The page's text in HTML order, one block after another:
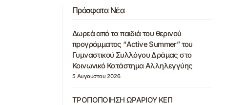
Πρόσφατα Νέα
Δωρεά από τα παιδιά του θερινού
προγράμματος “Active Summer” του
Γυμναστικού Συλλόγου Δράμας στο
Κοινωνικό Κατάστημα Αλληλεγγύης
5 Αυγούστου 2026
ΤΡΟΠΟΠΟΙΗΣΗ ΩΡΑΡΙΟΥ ΚΕΠ